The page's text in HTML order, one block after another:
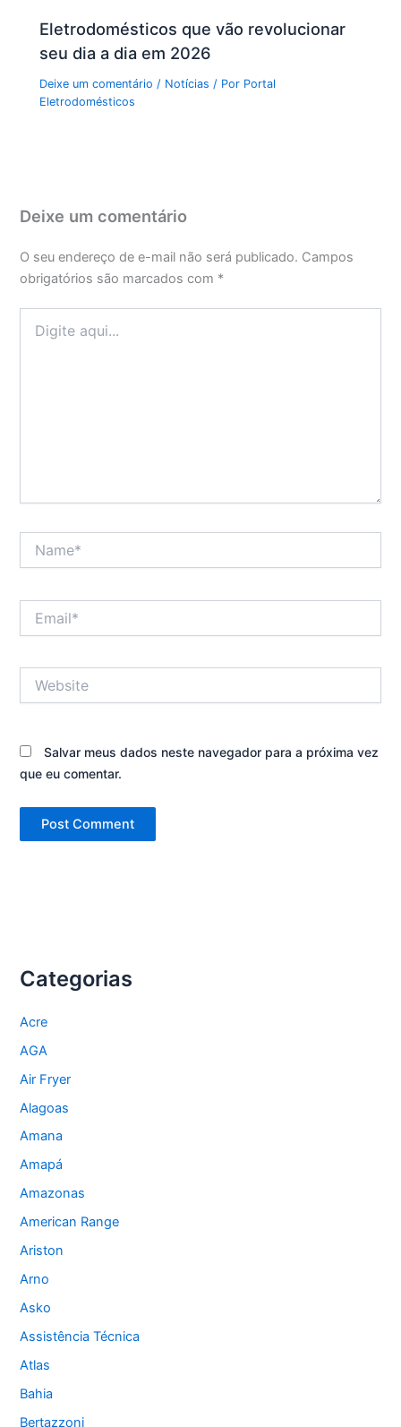
Eletrodomésticos que vão revolucionar
seu dia a dia em 2026
Deixe um comentário / Notícias / Por Portal
Eletrodomésticos
Deixe um comentário
O seu endereço de e-mail não será publicado. Campos
obrigatórios são marcados com *
aqui...
Salvar meus dados neste navegador para a próxima vez
que eu comentar.
Categorias
Acre
AGA
Air Fryer
Alagoas
Amana
Amapá
Amazonas
American Range
Ariston
Arno
Asko
Assistência Técnica
Atlas
Bahia
Bertazzoni